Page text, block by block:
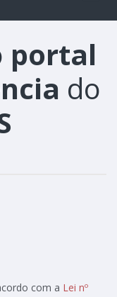
portal
do
com a Lei nº